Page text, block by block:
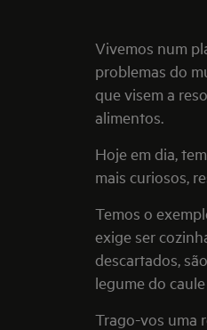
Vivemos num
problemas do
que visem a
alimentos.
Hoje em dia,
mais curiosos,
Temos o
exige ser
descartados,
legume do
Trago-vos uma